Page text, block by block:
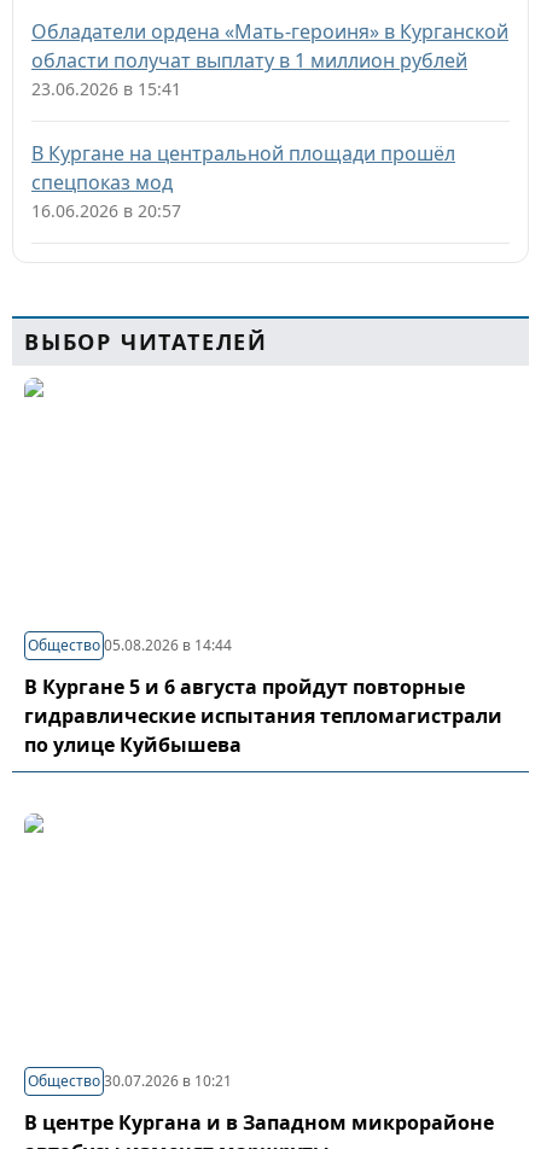
Обладатели ордена «Мать-героиня» в Курганской
области получат выплату в 1 миллион рублей
23.06.2026 в 15:41
В Кургане на центральной площади прошёл
спецпоказ мод
16.06.2026 в 20:57
ВЫБОР ЧИТАТЕЛЕЙ
Общество05.08.2026 в 14:44
В Кургане 5 и 6 августа пройдут повторные
гидравлические испытания тепломагистрали
по улице Куйбышева
Общество30.07.2026 в 10:21
В центре Кургана и в Западном микрорайоне